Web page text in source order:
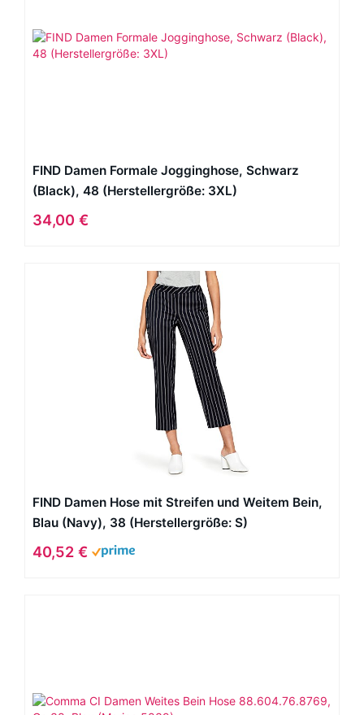
FIND Damen Formale Jogginghose, Schwarz
(Black), 48 (Herstellergröße: 3XL)
34,00 €
FIND Damen Hose mit Streifen und Weitem Bein,
Blau (Navy), 38 (Herstellergröße: S)
40,52 €